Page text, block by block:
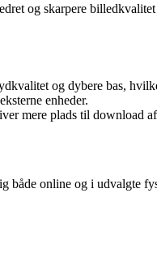
og skarpere
og dybere bas,
enheder.
mere plads til download
online og i udvalgte